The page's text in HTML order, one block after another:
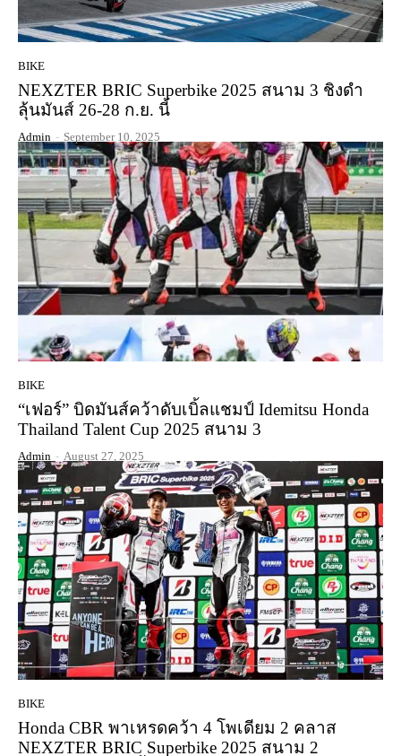
BIKE
NEXZTER BRIC Superbike 2025 สนาม 3 ชิงดำ
ลุ้นมันส์ 26-28 ก.ย. นี้
Admin - September 10, 2025
BIKE
“เฟอร์” บิดมันส์คว้าดับเบิ้ลแชมป์ Idemitsu Honda
Thailand Talent Cup 2025 สนาม 3
Admin - August 27, 2025
BIKE
Honda CBR พาเหรดคว้า 4 โพเดียม 2 คลาส
NEXZTER BRIC Superbike 2025 สนาม 2